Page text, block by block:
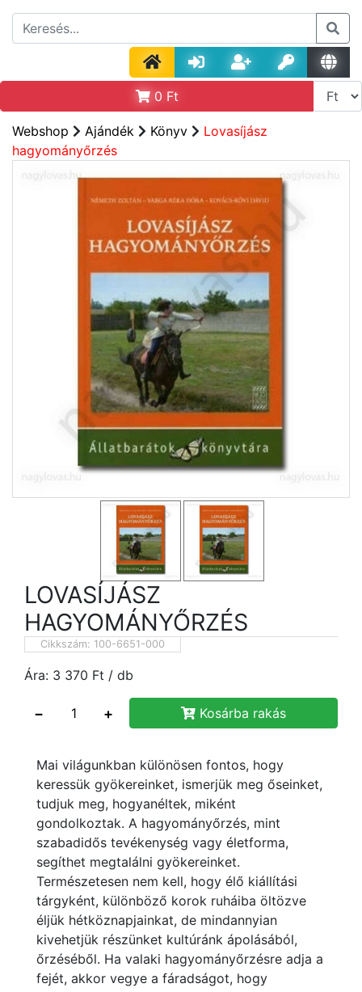
0 Ft
Webshop Ajándék Könyv
Lovasíjász
hagyományőrzés
LOVASÍJÁSZ
HAGYOMÁNYŐRZÉS
Cikkszám: 100-6651-000
Ára: 3 370 Ft / db
− + Kosárba rakás
Mai világunkban különösen fontos, hogy
keressük gyökereinket, ismerjük meg őseinket,
tudjuk meg, hogyanéltek, miként
gondolkoztak. A hagyományőrzés, mint
szabadidős tevékenység vagy életforma,
segíthet megtalálni gyökereinket.
Természetesen nem kell, hogy élő kiállítási
tárgyként, különböző korok ruháiba öltözve
éljük hétköznapjainkat, de mindannyian
kivehetjük részünket kultúránk ápolásából,
őrzéséből. Ha valaki hagyományőrzésre adja a
fejét, akkor vegye a fáradságot, hogy